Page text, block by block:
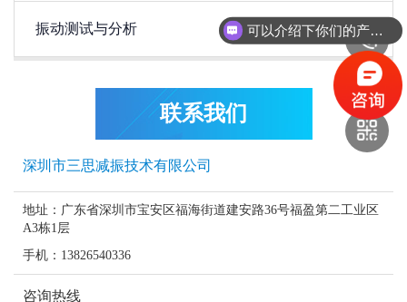
振动测试与分析
联系我们
深圳市三思减振技术有限公司
地址：广东省深圳市宝安区福海街道建安路36号福盈第二工业区
A3栋1层
手机：13826540336
咨询热线
可以介绍下你们的产品么？